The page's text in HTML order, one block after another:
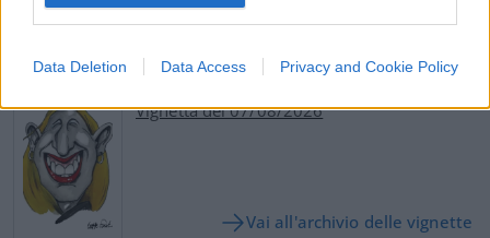
Data Deletion Data Access Privacy and Cookie Policy
SEDUTE SATIRICHE
Vignetta del 07/08/2026
Vai all'archivio delle vignette